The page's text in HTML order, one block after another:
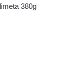
380g